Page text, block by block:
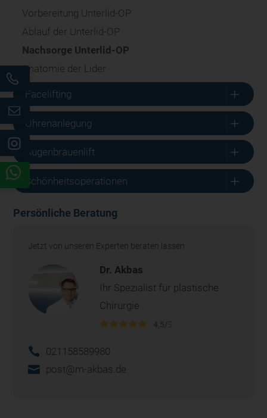
Vorbereitung Unterlid-OP
Ablauf der Unterlid-OP
Nachsorge Unterlid-OP
Anatomie der Lider
Facelifting L
Ohrenanlegung L
Augenbrauenlift L
Schönheitsoperationen L
Persönliche Beratung
Jetzt von unseren Experten beraten lassen
Dr. Akbas
Ihr Spezialist für plastische
Chirurgie
021158589980
post@m-akbas.de